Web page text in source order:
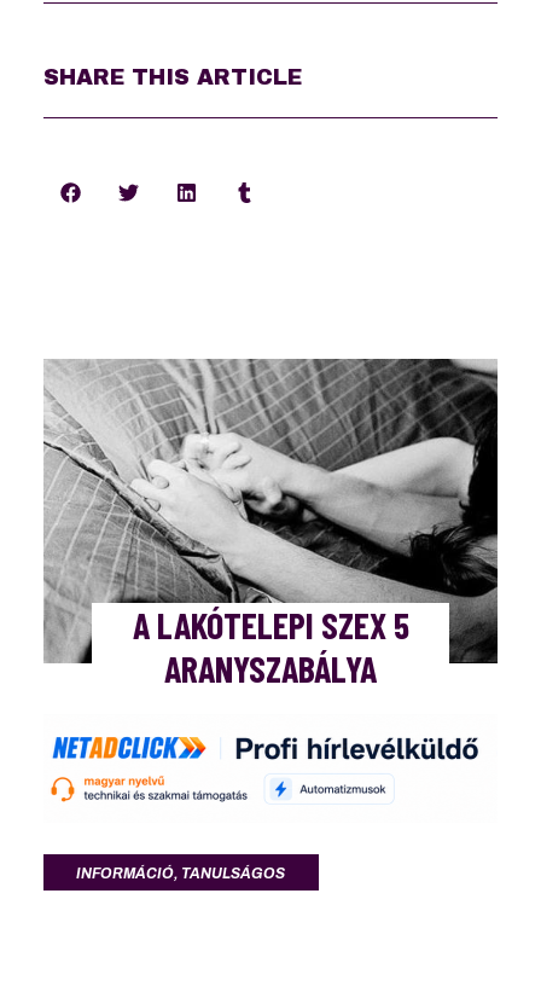
SHARE THIS ARTICLE
A LA­KÓ­TE­LEPI SZEX 5
ARANY­SZA­BÁ­LYA
INFORMÁCIÓ, TANULSÁGOS